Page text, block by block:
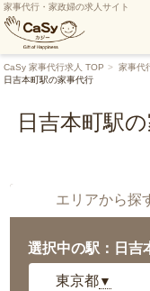
家事代行・家政婦の求人サイト
CaSy 家事代行求人 TOP 家事代
日吉本町駅の家事代行
日吉本町駅
エリアから探
選択中の駅：日吉
東京都▼